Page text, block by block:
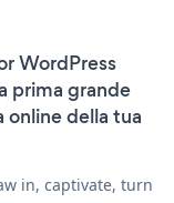
WordPress
prima grande
online della tua
in, captivate, turn